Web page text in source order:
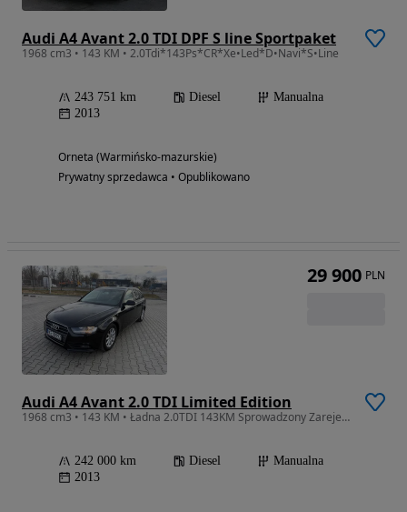
Audi A4 Avant 2.0 TDI DPF S line Sportpaket
1968 cm3 • 143 KM • 2.0Tdi*143Ps*CR*Xe•Led*D•Navi*S•Line
243 751 km Diesel
Manualna
2013
Orneta (Warmińsko-mazurskie)
Prywatny sprzedawca • Opublikowano
Audi A4 Avant 2.0 TDI Limited Edition
1968 cm3 • 143 KM • Ładna 2.0TDI 143KM Sprowadzony Zarejestrowany
242 000 km Diesel
Manualna
2013
29 900 PLN